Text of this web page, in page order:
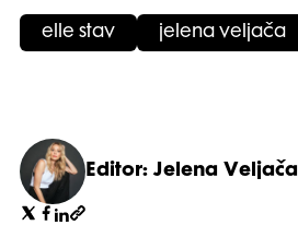
elle stav jelena veljača
Editor: Jelena Veljača